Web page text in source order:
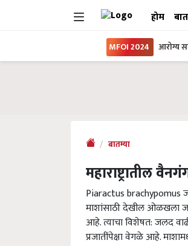
होम
MFOI 2024 आरोग्य
बातम्या
महाराष्ट्रातील
Piaractus brachypomus
माशांसाठी देखील ओळखला
आहे. त्याचा विशेषत: जलद
प्रजातींपेक्षा वेगळे आहे.